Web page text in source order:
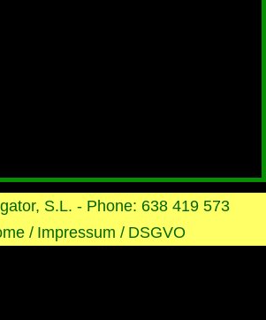
S.L. - Phone: 638 419 573
/ Impressum / DSGVO